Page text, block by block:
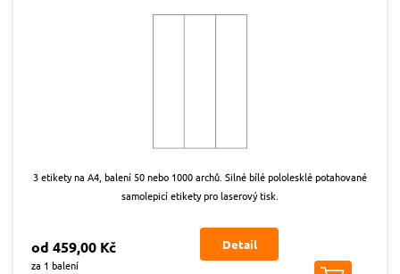
3 etikety na A4, balení 50 nebo 1000 archů. Silné bílé pololesklé potahované
samolepicí etikety pro laserový tisk.
od 459,00 Kč
za 1 balení
Detail